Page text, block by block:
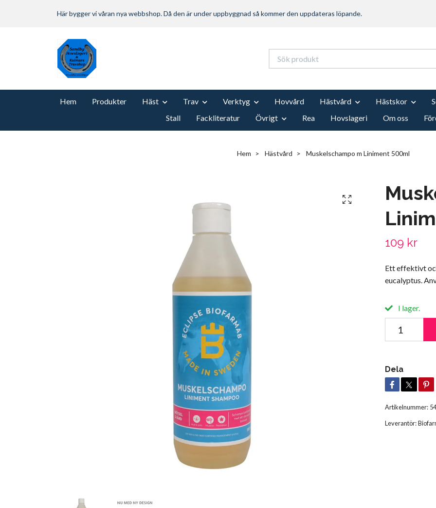
Här bygger vi våran nya webbshop. Då den är under uppbyggnad så kommer den uppdateras löpande.
Hem Produkter Häst Trav Verktyg Hovvård Hästvård Hästskor
Stall
Fackliteratur Övrigt Rea Hovslageri Om oss
Hem Hästvård Muskelschampo m Liniment 500ml
109 kr
Ett effektivt
eucalyptus.
I lager.
Dela
Artikelnummer:
Leverantör: